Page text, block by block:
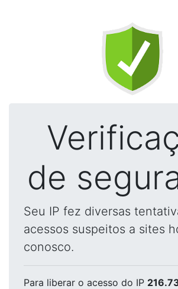
de
Seu IP fez diversas
acessos suspeitos a sites
conosco.
Para liberar o acesso do IP